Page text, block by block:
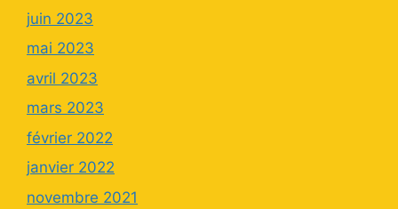
juin 2023
mai 2023
avril 2023
mars 2023
février 2022
janvier 2022
novembre 2021